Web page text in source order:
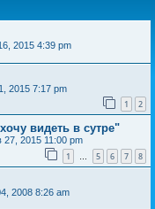
2015 4:39 pm
2015 7:17 pm
1 2
видеть в сутре"
2015 11:00 pm
1 … 5 6 7 8
2008 8:26 am